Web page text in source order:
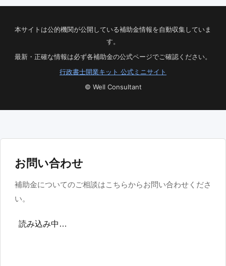
本サイトは公的機関が公開している補助金情報を自動収集していま
す。
最新・正確な情報は必ず各補助金の公式ページでご確認ください。
行政書士開業キット 公式ミニサイト
© Well Consultant
お問い合わせ
補助金についてのご相談はこちらからお問い合わせくださ
い。